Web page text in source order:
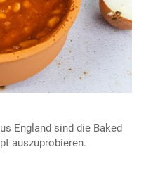
England sind die Baked
auszuprobieren.